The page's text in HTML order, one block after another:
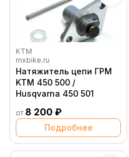
KTM
mxbike.ru
Натяжитель цепи ГРМ
KTM 450 500 /
Husqvarna 450 501
от 8 200 ₽
Подробнее